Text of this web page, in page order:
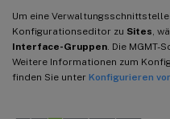
Um eine
Konfigurationseditor zu Sites,
Interface-Gruppen. Die
Weitere Informationen zum
finden Sie unter Konfigurieren